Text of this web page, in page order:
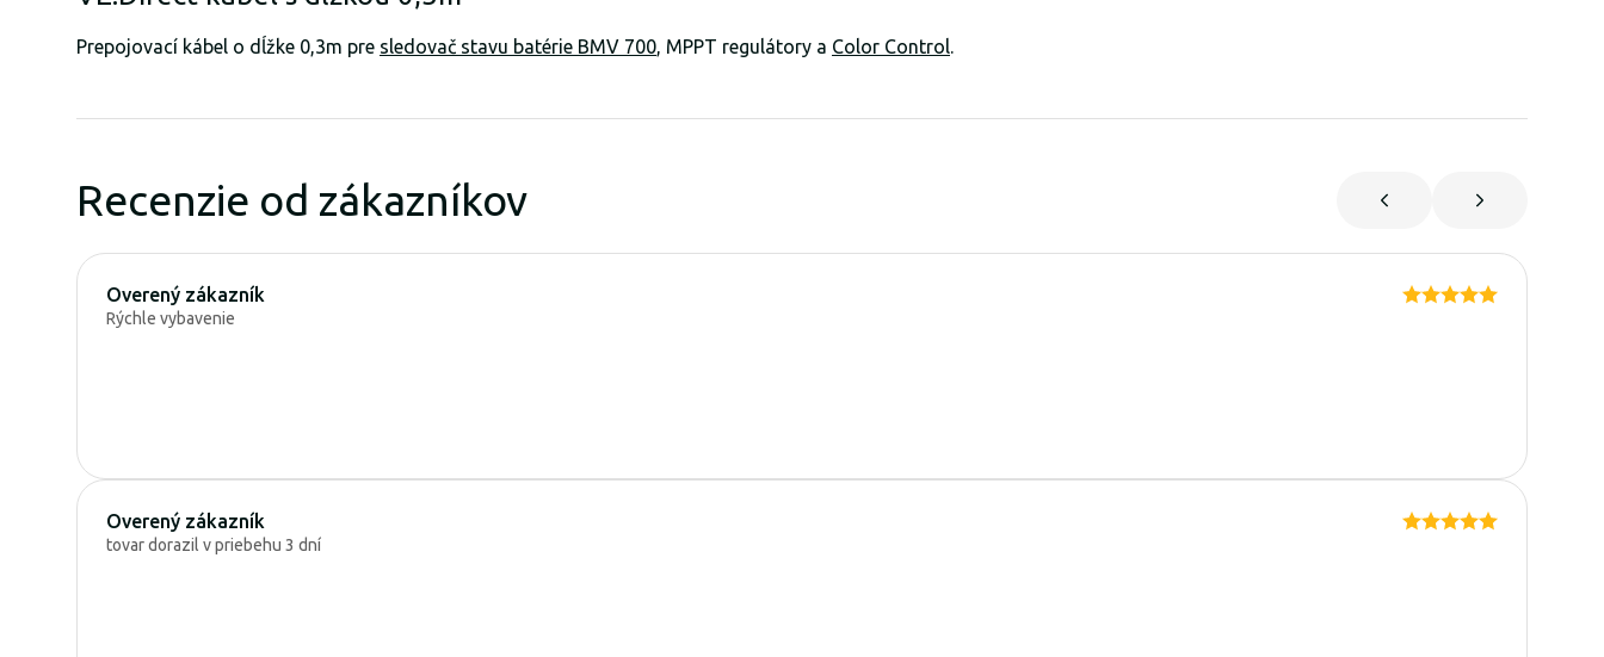
Prepojovací kábel o dĺžke 0,3m pre sledovač stavu batérie BMV 700 , MPPT regulátory a Color Control
Recenzie od zákazníkov
Overený zákazník
Rýchle vybavenie
Overený zákazník
tovar dorazil v priebehu 3 dní